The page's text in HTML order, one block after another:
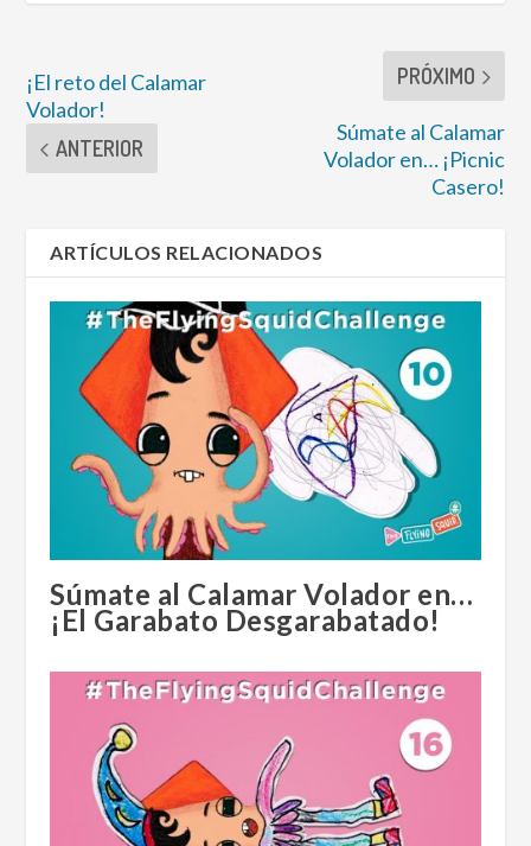
¡El reto del Calamar
Volador!
ANTERIOR
PRÓXIMO
Súmate al Calamar
Volador en… ¡Picnic
Casero!
ARTÍCULOS RELACIONADOS
Súmate al Calamar Volador en…
¡El Garabato Desgarabatado!